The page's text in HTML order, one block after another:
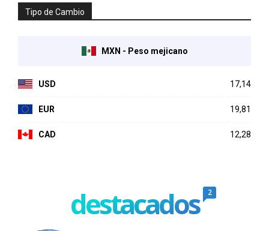
Tipo de Cambio
MXN - Peso mejicano
USD 17,14
EUR 19,81
CAD 12,28
destacados 2